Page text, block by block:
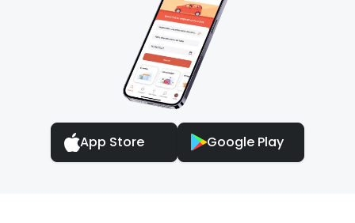
App Store Google Play